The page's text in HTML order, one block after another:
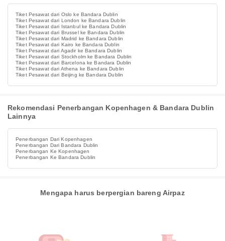
Tiket Pesawat dari Oslo ke Bandara Dublin
Tiket Pesawat dari London ke Bandara Dublin
Tiket Pesawat dari Istanbul ke Bandara Dublin
Tiket Pesawat dari Brussel ke Bandara Dublin
Tiket Pesawat dari Madrid ke Bandara Dublin
Tiket Pesawat dari Kairo ke Bandara Dublin
Tiket Pesawat dari Agadir ke Bandara Dublin
Tiket Pesawat dari Stockholm ke Bandara Dublin
Tiket Pesawat dari Barcelona ke Bandara Dublin
Tiket Pesawat dari Athena ke Bandara Dublin
Tiket Pesawat dari Beijing ke Bandara Dublin
Rekomendasi Penerbangan Kopenhagen & Bandara Dublin
Lainnya
Penerbangan Dari Kopenhagen
Penerbangan Dari Bandara Dublin
Penerbangan Ke Kopenhagen
Penerbangan Ke Bandara Dublin
Mengapa harus berpergian bareng Airpaz